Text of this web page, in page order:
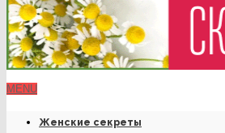
MENU
Женские секреты